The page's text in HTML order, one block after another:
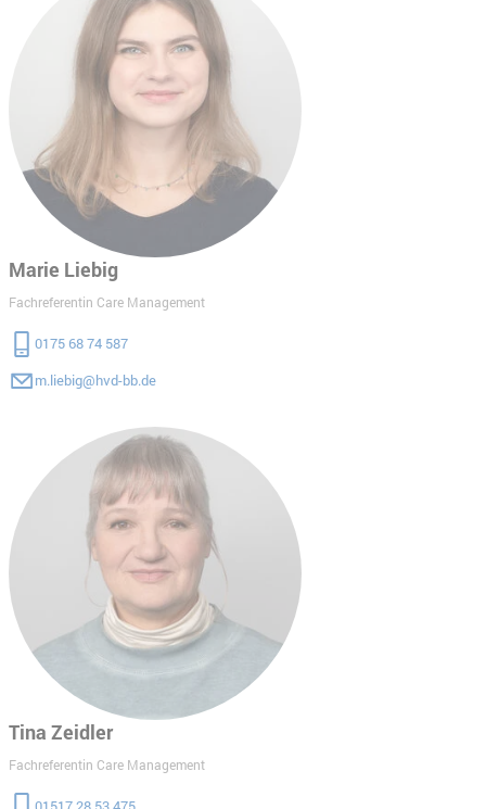
Marie Liebig
Fachreferentin Care Management
0175 68 74 587
m.liebig@hvd-bb.de
Tina Zeidler
Fachreferentin Care Management